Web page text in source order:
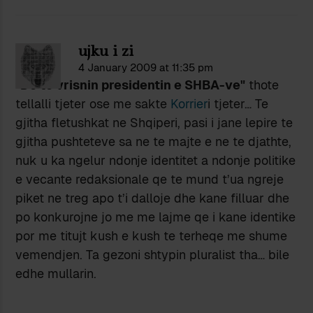
ujku i zi
4 January 2009 at 11:35 pm
"Do te vrisnin presidentin e SHBA-ve" thote
tellalli tjeter ose me sakte Korrieri tjeter… Te
gjitha fletushkat ne Shqiperi, pasi i jane lepire te
gjitha pushteteve sa ne te majte e ne te djathte,
nuk u ka ngelur ndonje identitet a ndonje politike
e vecante redaksionale qe te mund t’ua ngreje
piket ne treg apo t’i dalloje dhe kane filluar dhe
po konkurojne jo me me lajme qe i kane identike
por me titujt kush e kush te terheqe me shume
vemendjen. Ta gezoni shtypin pluralist tha… bile
edhe mullarin.